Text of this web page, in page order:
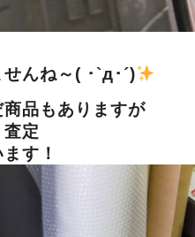
んね～( ･`д･´)
品もありますが
定
す！